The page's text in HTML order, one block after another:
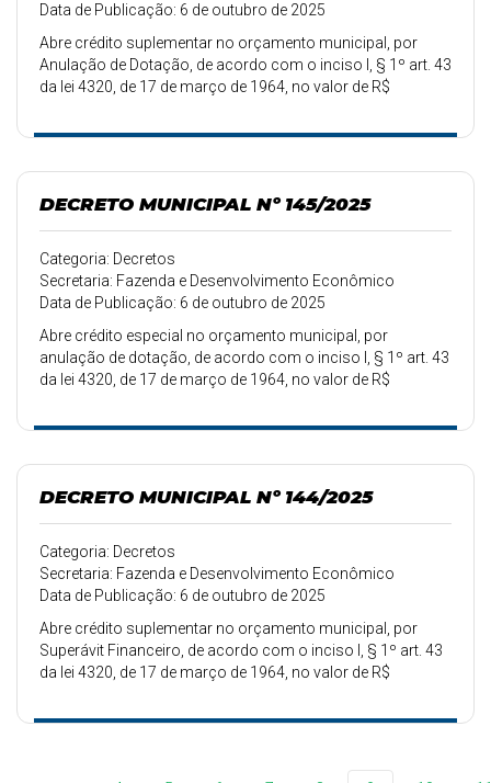
Data de Publicação: 6 de outubro de 2025
Abre crédito suplementar no orçamento municipal, por
Anulação de Dotação, de acordo com o inciso I, § 1º art. 43
da lei 4320, de 17 de março de 1964, no valor de R$
DECRETO MUNICIPAL Nº 145/2025
Categoria: Decretos
Secretaria: Fazenda e Desenvolvimento Econômico
Data de Publicação: 6 de outubro de 2025
Abre crédito especial no orçamento municipal, por
anulação de dotação, de acordo com o inciso I, § 1º art. 43
da lei 4320, de 17 de março de 1964, no valor de R$
DECRETO MUNICIPAL Nº 144/2025
Categoria: Decretos
Secretaria: Fazenda e Desenvolvimento Econômico
Data de Publicação: 6 de outubro de 2025
Abre crédito suplementar no orçamento municipal, por
Superávit Financeiro, de acordo com o inciso I, § 1º art. 43
da lei 4320, de 17 de março de 1964, no valor de R$